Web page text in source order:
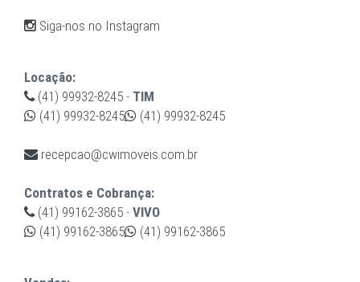
Siga-nos no Instagram
Locação:
(41) 99932-8245 - TIM
(41) 99932-8245
(41) 99932-8245
recepcao@cwimoveis.com.br
Contratos e Cobrança:
(41) 99162-3865 - VIVO
(41) 99162-3865
(41) 99162-3865